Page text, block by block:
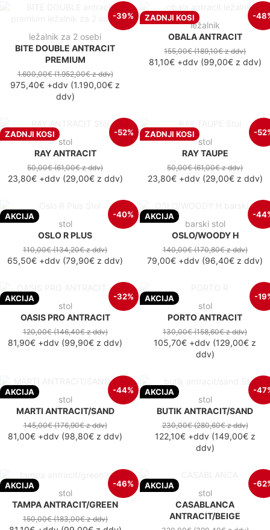
-39%
ležalnik za 2 osebi
BITE DOUBLE ANTRACIT
PREMIUM
1.600,00€(1.952,00€z ddv)
975,40€ +ddv (1.190,00€ z
ddv)
ZADNJI KOSI -
ležalnik
OBALA ANTRACIT
155,00€(189,10€z ddv)
81,10€+ddv(99,00€z ddv)
ZADNJI KOSI -52%
stol
RAY ANTRACIT
50,00€(61,00€z ddv)
23,80€+ddv(29,00€z ddv)
ZADNJI KOSI -
stol
RAY TAUPE
50,00€(61,00€z ddv)
23,80€+ddv(29,00€z ddv)
AKCIJA -40%
stol
OSLO R PLUS
110,00€(134,20€z ddv)
65,50€ +ddv (79,90€ z ddv)
AKCIJA -
barski stol
OSLO/WOODY H
140,00€(170,80€z ddv)
79,00€ +ddv (96,40€ z ddv)
AKCIJA -32%
stol
OASIS PRO ANTRACIT
120,00€(146,40€z ddv)
81,90€ +ddv (99,90€ z ddv)
AKCIJA -
stol
PORTO ANTRACIT
130,00€(158,60€z ddv)
105,70€ +ddv (129,00€ z
ddv)
AKCIJA -44%
stol
MARTI ANTRACIT/SAND
145,00€(176,90€z ddv)
81,00€ +ddv (98,80€ z ddv)
AKCIJA -
stol
BUTIK ANTRACIT/SAND
230,00€(280,60€z ddv)
122,10€+ddv(149,00€z
ddv)
AKCIJA -46%
stol
TAMPA ANTRACIT/GREEN
150,00€(183,00€z ddv)
AKCIJA -
stol
CASABLANCA
ANTRACIT/BEIGE